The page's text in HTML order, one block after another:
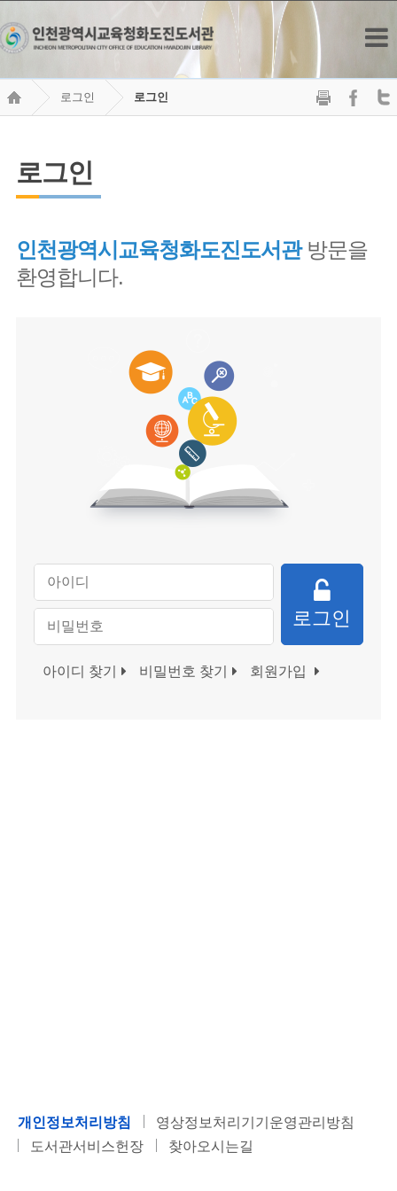
로그인 로그인
로그인
인천광역시교육청화도진도서관 방문을
환영합니다.
로그인
아이디 찾기 비밀번호 찾기 회원가입
개인정보처리방침
영상정보처리기기운영관리방침
도서관서비스헌장
찾아오시는길